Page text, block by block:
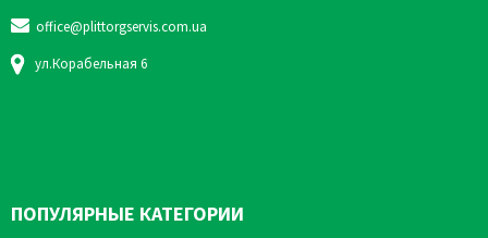
office@plittorgservis.com.ua
ул.Корабельная 6
ПОПУЛЯРНЫЕ КАТЕГОРИИ